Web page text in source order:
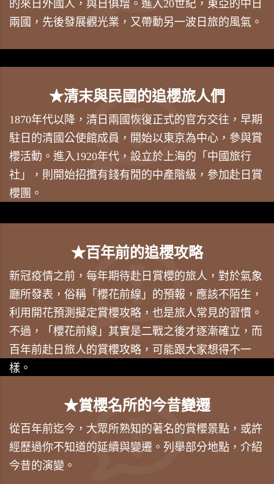
的來日外國人，與日俱增。進入20世紀，東亞的中日
兩國，先後發展觀光業，又帶動另一波日旅的風氣。
★清末與民國的追櫻旅人們
1870年代以降，清日兩國恢復正式的官方交往，早期
駐日的清國公使館成員，開始以東京為中心，參與賞
櫻活動。進入1920年代，設立於上海的「中國旅行
社」，則開始招攬有錢有閒的中產階級，參加赴日賞
櫻團。
★百年前的追櫻攻略
新冠疫情之前，每年期待赴日賞櫻的旅人，對於氣象
廳所發表，俗稱「櫻花前線」的預報，應該不陌生，
利用開花預測擬定賞櫻攻略，也是旅人常見的習慣。
不過，「櫻花前線」其實是二戰之後才逐漸確立，而
百年前赴日旅人的賞櫻攻略，可能跟大家想得不一
樣。
★賞櫻名所的今昔變遷
從百年前迄今，大眾所熟知的著名的賞櫻景點，或許
經歷過你不知道的延續與變遷。列舉部分地點，介紹
今昔的演變。